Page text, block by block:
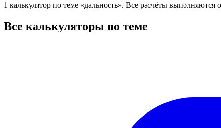
1 калькулятор по теме «дальность». Все расчёты выполняются
Все калькуляторы по теме